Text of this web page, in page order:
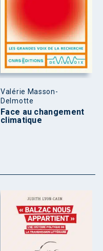
Valérie Masson-
Delmotte
Face au changement
climatique